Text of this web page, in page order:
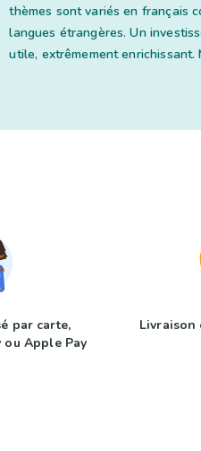
thèmes sont variés en français
langues étrangères. Un
utile, extrêmement enrichissant.
par carte,
ou Apple Pay
Livraison